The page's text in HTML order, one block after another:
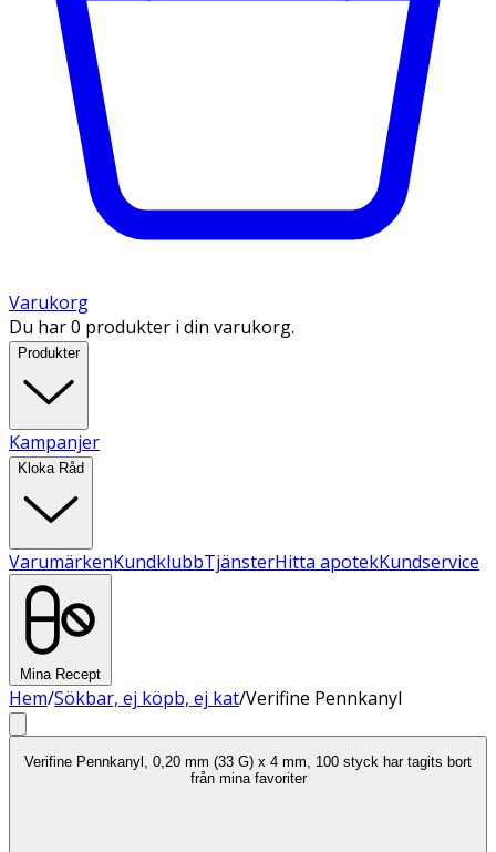
Varukorg
Du har 0 produkter i din varukorg.
Produkter
Kampanjer
Kloka Råd
VarumärkenKundklubbTjänsterHitta apotekKundservice
Mina Recept
Hem/Sökbar, ej köpb, ej kat/Verifine Pennkanyl
Verifine Pennkanyl, 0,20 mm (33 G) x 4 mm, 100 styck har tagits bort
från mina favoriter